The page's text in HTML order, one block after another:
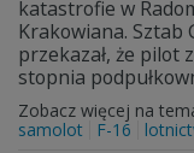
katastrofie w
Krakowiana. Sztab
przekazał, że pilot
stopnia
Zobacz więcej na
samolot
F-16